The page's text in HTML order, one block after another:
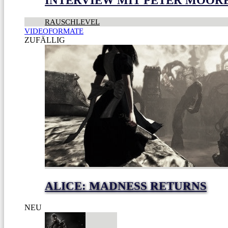
RAUSCHLEVEL
VIDEOFORMATE
ZUFÄLLIG
ALICE: MADNESS RETURNS
NEU